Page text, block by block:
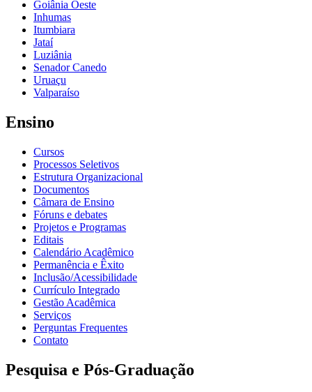
Goiânia Oeste
Inhumas
Itumbiara
Jataí
Luziânia
Senador Canedo
Uruaçu
Valparaíso
Ensino
Cursos
Processos Seletivos
Estrutura Organizacional
Documentos
Câmara de Ensino
Fóruns e debates
Projetos e Programas
Editais
Calendário Acadêmico
Permanência e Êxito
Inclusão/Acessibilidade
Currículo Integrado
Gestão Acadêmica
Serviços
Perguntas Frequentes
Contato
Pesquisa e Pós-Graduação